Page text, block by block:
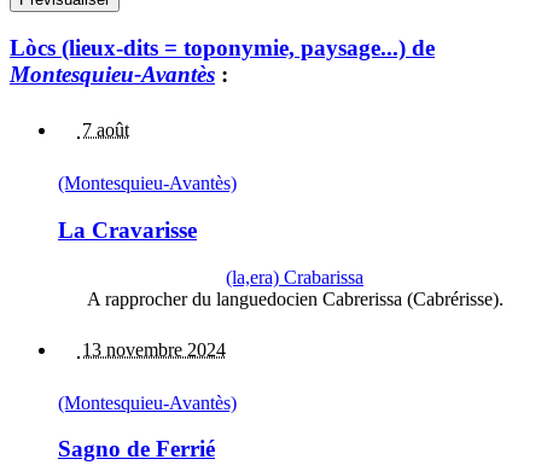
Lòcs (lieux-dits = toponymie, paysage...) de
Montesquieu-Avantès :
7 août
(Montesquieu-Avantès)
La Cravarisse
(la,era) Crabarissa
A rapprocher du languedocien Cabrerissa (Cabrérisse).
13 novembre 2024
(Montesquieu-Avantès)
Sagno de Ferrié